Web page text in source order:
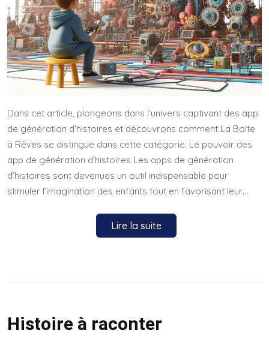
Dans cet article, plongeons dans l’univers captivant des app
de génération d’histoires et découvrons comment La Boite
à Rêves se distingue dans cette catégorie. Le pouvoir des
app de génération d’histoires Les apps de génération
d’histoires sont devenues un outil indispensable pour
stimuler l’imagination des enfants tout en favorisant leur…
Lire la suite
Histoire à raconter